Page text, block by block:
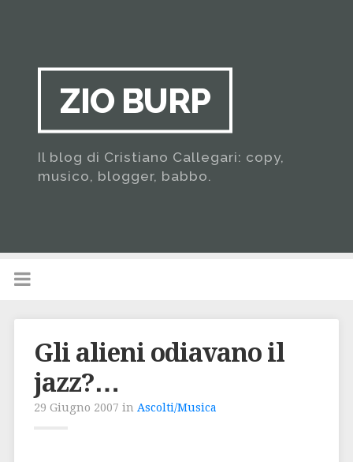
ZIO BURP
Il blog di Cristiano Callegari: copy,
musico, blogger, babbo.
Gli alieni odiavano il
jazz?…
29 Giugno 2007 in Ascolti/Musica